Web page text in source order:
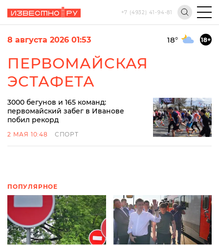
+7 (4932) 41-94-81
8 августа 2026 01:53 18° 18+
ПЕРВОМАЙСКАЯ
ЭСТАФЕТА
3000 бегунов и 165 команд:
первомайский забег в Иванове
побил рекорд
2 МАЯ 10:48 СПОРТ
ПОПУЛЯРНОЕ